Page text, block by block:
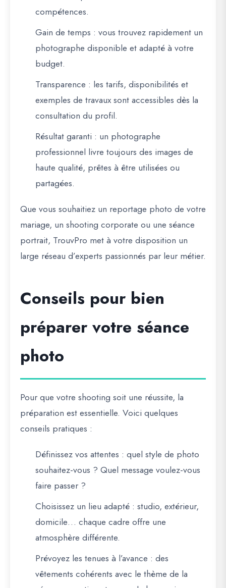
compétences.
Gain de temps : vous trouvez rapidement un
photographe disponible et adapté à votre
budget.
Transparence : les tarifs, disponibilités et
exemples de travaux sont accessibles dès la
consultation du profil.
Résultat garanti : un photographe
professionnel livre toujours des images de
haute qualité, prêtes à être utilisées ou
partagées.
Que vous souhaitiez un reportage photo de votre
mariage, un shooting corporate ou une séance
portrait, TrouvPro met à votre disposition un
large réseau d’experts passionnés par leur métier.
Conseils pour bien
préparer votre séance
photo
Pour que votre shooting soit une réussite, la
préparation est essentielle. Voici quelques
conseils pratiques :
Définissez vos attentes : quel style de photo
souhaitez-vous ? Quel message voulez-vous
faire passer ?
Choisissez un lieu adapté : studio, extérieur,
domicile… chaque cadre offre une
atmosphère différente.
Prévoyez les tenues à l’avance : des
vêtements cohérents avec le thème de la